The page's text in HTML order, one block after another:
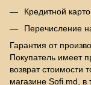
Кредитной
Перечисление
Гарантия от
Покупатель имеет
возврат стоимости
магазине Sofi.md, в